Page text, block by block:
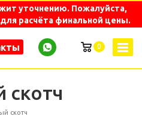
уточнению. Пожалуйста,
расчёта финальной цены.
0
скотч
скотч